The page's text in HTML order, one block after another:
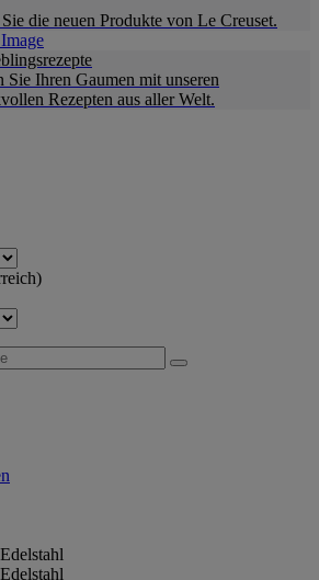
die neuen Produkte von Le Creuset.
Sie Ihren Gaumen mit unseren
Rezepten aus aller Welt.